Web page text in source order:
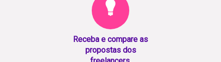
Receba e compare as
propostas dos